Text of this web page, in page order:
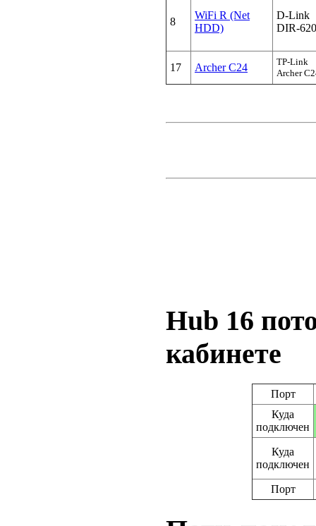
8
WiFi R (Net
HDD)
D-Link
DIR-620
17 Archer C24
TP-Link
Archer
Hub 16
кабинете
Порт
Куда
подключен
Куда
подключен
Порт